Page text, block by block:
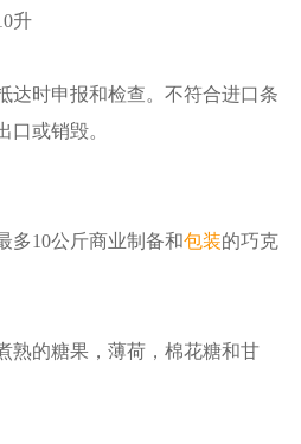
升
达时申报和检查。不符合进口条
口或销毁。
多10公斤商业制备和包装的巧克
熟的糖果，薄荷，棉花糖和甘